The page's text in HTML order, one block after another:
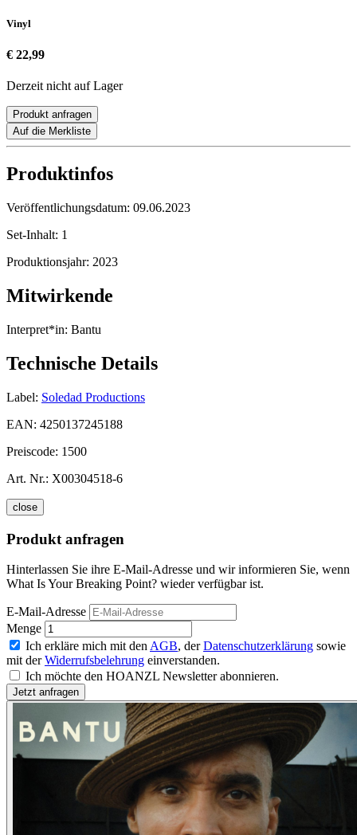
Vinyl
€ 22,99
Derzeit nicht auf Lager
Produkt anfragen
Auf die Merkliste
Produktinfos
Veröffentlichungsdatum: 09.06.2023
Set-Inhalt: 1
Produktionsjahr: 2023
Mitwirkende
Interpret*in: Bantu
Technische Details
Label: Soledad Productions
EAN: 4250137245188
Preiscode: 1500
Art. Nr.: X00304518-6
close
Produkt anfragen
Hinterlassen Sie ihre E-Mail-Adresse und wir informieren Sie, wenn
What Is Your Breaking Point? wieder verfügbar ist.
E-Mail-Adresse
Menge
Ich erkläre mich mit den AGB, derDatenschutzerklärung sowie
mit derWiderrufsbelehrung einverstanden.
Ich möchte den HOANZL Newsletter abonnieren.